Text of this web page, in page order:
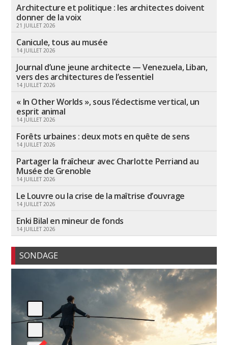
Architecture et politique : les architectes doivent
donner de la voix
21 JUILLET 2026
Canicule, tous au musée
14 JUILLET 2026
Journal d’une jeune architecte — Venezuela, Liban,
vers des architectures de l’essentiel
14 JUILLET 2026
« In Other Worlds », sous l’éclectisme vertical, un
esprit animal
14 JUILLET 2026
Forêts urbaines : deux mots en quête de sens
14 JUILLET 2026
Partager la fraîcheur avec Charlotte Perriand au
Musée de Grenoble
14 JUILLET 2026
Le Louvre ou la crise de la maîtrise d’ouvrage
14 JUILLET 2026
Enki Bilal en mineur de fonds
14 JUILLET 2026
SONDAGE